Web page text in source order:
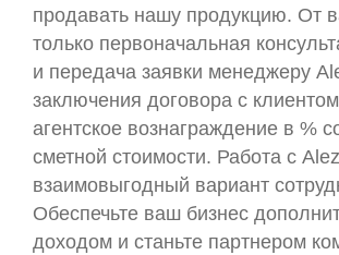
продавать нашу продукцию. От
только первоначальная
и передача заявки менеджеру
заключения договора с
агентское вознаграждение в %
сметной стоимости. Работа с
взаимовыгодный вариант
Обеспечьте ваш бизнес
доходом и станьте партнером